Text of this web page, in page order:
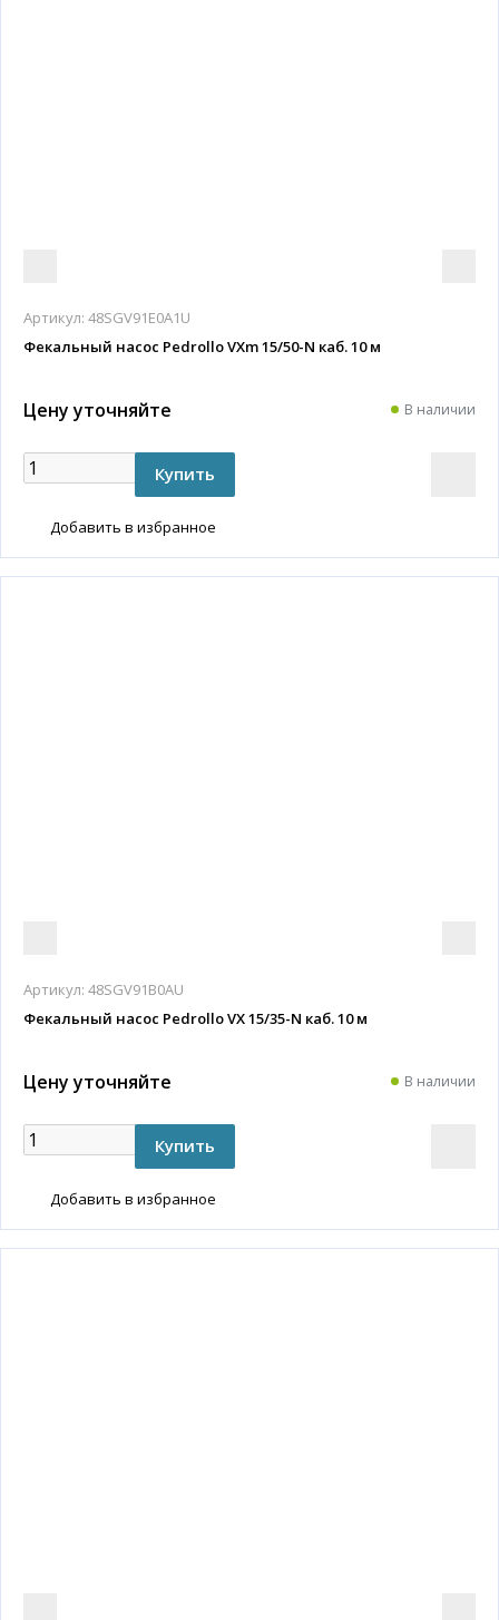
Артикул: 48SGV91E0A1U
Фекальный насос Pedrollo VXm 15/50-N каб. 10 м
Цену уточняйте В наличии
Добавить в избранное
Артикул: 48SGV91B0AU
Фекальный насос Pedrollo VX 15/35-N каб. 10 м
Цену уточняйте В наличии
Добавить в избранное